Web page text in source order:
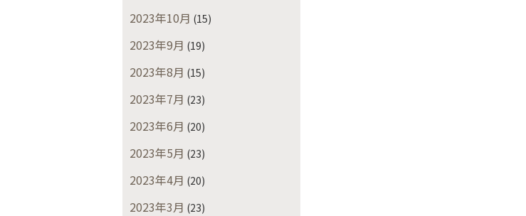
2023年10月 (15)
2023年9月 (19)
2023年8月 (15)
2023年7月 (23)
2023年6月 (20)
2023年5月 (23)
2023年4月 (20)
2023年3月 (23)